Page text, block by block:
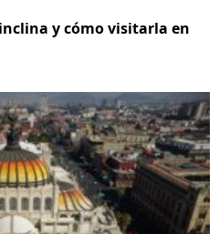
y cómo visitarla en